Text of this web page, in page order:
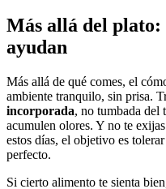
Más allá del plato:
ayudan
Más allá de qué comes, el
ambiente tranquilo, sin prisa.
incorporada, no tumbada del
acumulen olores. Y no te
estos días, el objetivo es
perfecto.
Si cierto alimento te sienta